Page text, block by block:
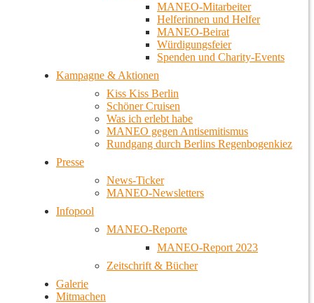
MANEO-Mitarbeiter
Helferinnen und Helfer
MANEO-Beirat
Würdigungsfeier
Spenden und Charity-Events
Kampagne & Aktionen
Kiss Kiss Berlin
Schöner Cruisen
Was ich erlebt habe
MANEO gegen Antisemitismus
Rundgang durch Berlins Regenbogenkiez
Presse
News-Ticker
MANEO-Newsletters
Infopool
MANEO-Reporte
MANEO-Report 2023
Zeitschrift & Bücher
Galerie
Mitmachen